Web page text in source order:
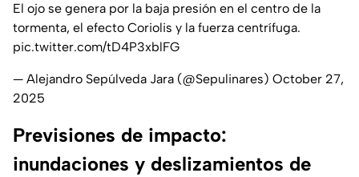
El ojo se genera por la baja presión en el centro de la
tormenta, el efecto Coriolis y la fuerza centrífuga.
pic.twitter.com/tD4P3xblFG
— Alejandro Sepúlveda Jara (@Sepulinares) October 27,
2025
Previsiones de impacto:
inundaciones y deslizamientos de